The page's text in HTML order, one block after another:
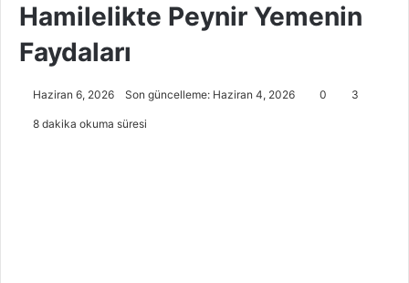
Hamilelikte Peynir Yemenin
Faydaları
Haziran 6, 2026 Son güncelleme: Haziran 4, 2026 0 3
8 dakika okuma süresi